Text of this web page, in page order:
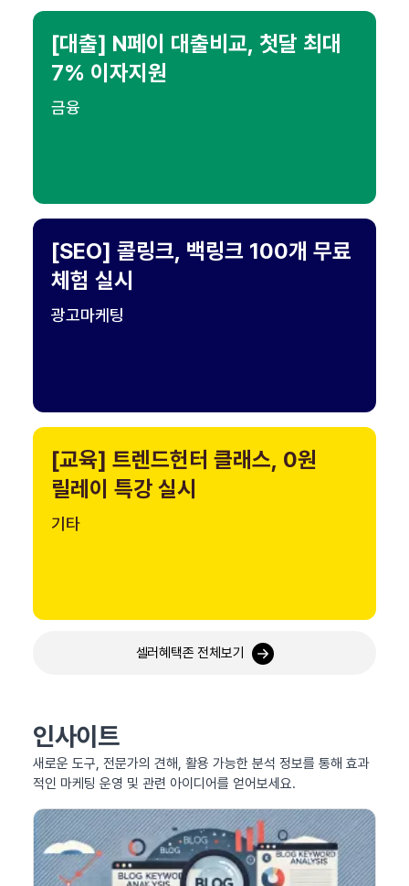
[대출] N페이 대출비교, 첫달 최대
7% 이자지원
금융
[SEO] 콜링크, 백링크 100개 무료
체험 실시
광고마케팅
[교육] 트렌드헌터 클래스, 0원
릴레이 특강 실시
기타
셀러혜택존 전체보기
인사이트
새로운 도구, 전문가의 견해, 활용 가능한 분석 정보를 통해 효과
적인 마케팅 운영 및 관련 아이디어를 얻어보세요.